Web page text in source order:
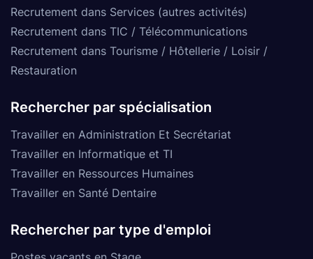
Recrutement dans Services (autres activités)
Recrutement dans TIC / Télécommunications
Recrutement dans Tourisme / Hôtellerie / Loisir /
Restauration
Rechercher par spécialisation
Travailler en Administration Et Secrétariat
Travailler en Informatique et TI
Travailler en Ressources Humaines
Travailler en Santé Dentaire
Rechercher par type d'emploi